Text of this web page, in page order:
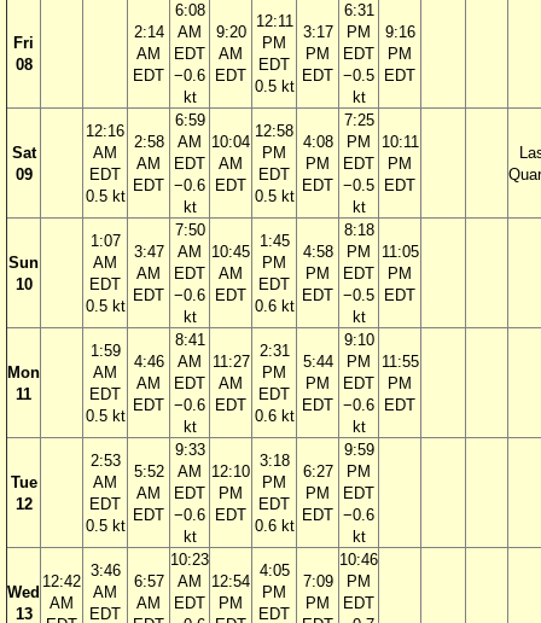
Fri
08
2:14
AM
EDT
6:08
AM
EDT
−0.6
kt
9:20
AM
EDT
12:11
PM
EDT
0.5 kt
3:17
PM
EDT
6:31
PM
EDT
−0.5
kt
9:16
PM
EDT
Sat
09
12:16
AM
EDT
0.5 kt
2:58
AM
EDT
6:59
AM
EDT
−0.6
kt
10:04
AM
EDT
12:58
PM
EDT
0.5 kt
4:08
PM
EDT
7:25
PM
EDT
−0.5
kt
10:11
PM
EDT
Sun
10
1:07
AM
EDT
0.5 kt
3:47
AM
EDT
7:50
AM
EDT
−0.6
kt
10:45
AM
EDT
1:45
PM
EDT
0.6 kt
4:58
PM
EDT
8:18
PM
EDT
−0.5
kt
11:05
PM
EDT
Mon
11
1:59
AM
EDT
0.5 kt
4:46
AM
EDT
8:41
AM
EDT
−0.6
kt
11:27
AM
EDT
2:31
PM
EDT
0.6 kt
5:44
PM
EDT
9:10
PM
EDT
−0.6
kt
11:55
PM
EDT
Tue
12
2:53
AM
EDT
0.5 kt
5:52
AM
EDT
9:33
AM
EDT
−0.6
kt
12:10
PM
EDT
3:18
PM
EDT
0.6 kt
6:27
PM
EDT
9:59
PM
EDT
−0.6
kt
Wed
13
12:42
AM
3:46
AM
EDT
6:57
AM
10:23
AM
EDT
12:54
PM
4:05
PM
EDT
7:09
PM
10:46
PM
EDT